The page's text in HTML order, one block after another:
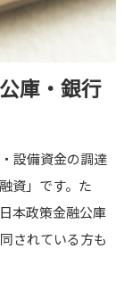
庫・銀行
設備資金の調達
資」です。た
本政策金融公庫
されている方も